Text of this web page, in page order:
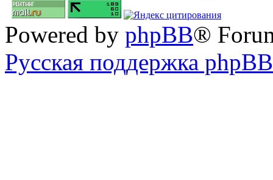
Powered by phpBB®
Русская поддержка phpBB